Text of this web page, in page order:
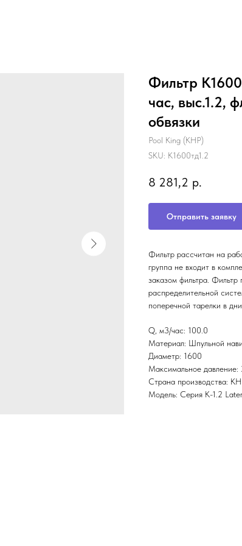
Фильтр
час, выс.1.2,
обвязки
Pool King (КНР)
SKU: K1600тд1.2
8 281,2 р.
Отправить заявку
Фильтр рассчитан на
группа не входит в
заказом фильтра. Фильтр
распределительной
поперечной тарелки в
Q, м3/час: 100.0
Материал: Шпульной
Диаметр: 1600
Максимальное давление:
Страна производства:
Модель: Серия K-1.2